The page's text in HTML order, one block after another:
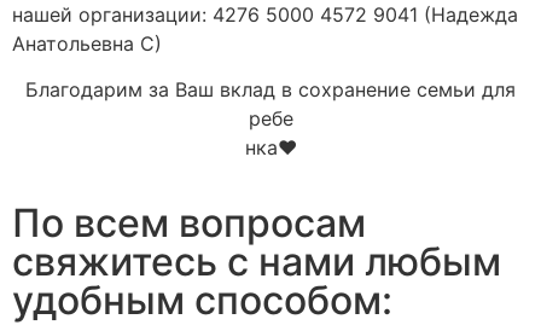
нашей организации: 4276 5000 4572 9041 (Надежда
Анатольевна С)
Благодарим за Ваш вклад в сохранение семьи для
ребе
нка❤️
По всем вопросам
свяжитесь с нами любым
удобным способом: